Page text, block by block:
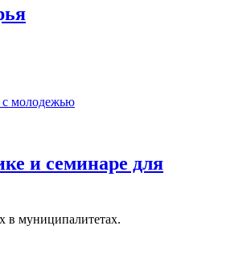
и семинаре для
в муниципалитетах.